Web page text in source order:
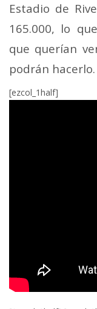
Estadio de
165.000, lo
que querían
podrán hacerlo.
[ezcol_1half]